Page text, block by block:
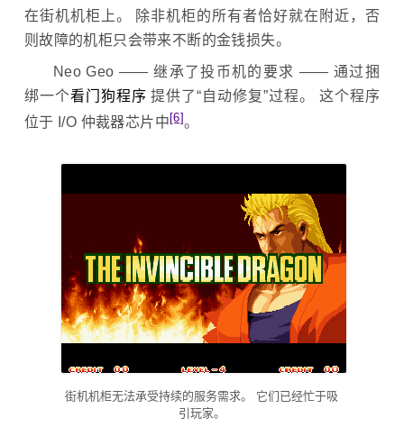
在街机机柜上。 除非机柜的所有者恰好就在附近，否
则故障的机柜只会带来不断的金钱损失。
Neo Geo —— 继承了投币机的要求 —— 通过捆
绑一个看门狗程序 提供了“自动修复”过程。 这个程序
位于 I/O 仲裁器芯片中 [6]。
街机机柜无法承受持续的服务需求。 它们已经忙于吸
引玩家。